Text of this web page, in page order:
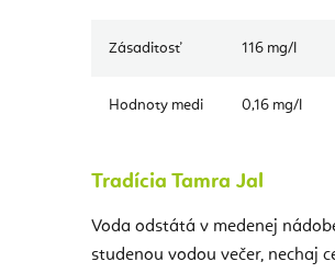
Zásaditosť 116 mg/l
Hodnoty medi 0,16 mg/l
Tradícia Tamra Jal
Voda odstátá v medenej
studenou vodou večer, nechaj